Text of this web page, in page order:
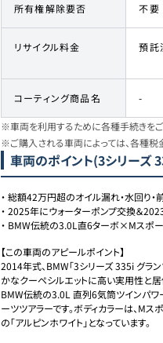
所有権解除要否 不要
リサイクル料金 預託
コーティング商品名 -
※車両を利用するために各種手続きをご
※ご購入される車両によっては、各種税
車両のポイント(3シリーズ
・ 総額42万円超のオイル漏れ・水回り
・ 2025年にウォーターポンプ交換＆
・ BMW伝統の3.0L直6ターボ×Mスポー
【この車両のアピールポイント】
2014年式、BMW「3シリーズ 335i グラ
かなクーペシルエットに高い実用性と居
BMW伝統の3.0L 直列6気筒ツインパワ
ーツツアラーです。ボディカラーは、M
の「アルピンホワイト」となっています。